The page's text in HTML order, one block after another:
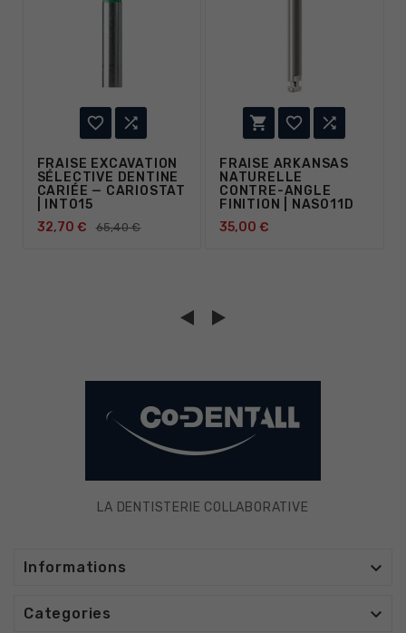
 
FRAISE EXCAVATION
SÉLECTIVE DENTINE
CARIÉE — CARIOSTAT
| INT015
32,70 €
65,40 €
  
FRAISE ARKANSAS
NATURELLE
CONTRE-ANGLE
FINITION | NAS011D
35,00 €
LA DENTISTERIE COLLABORATIVE
Informations 
Categories 